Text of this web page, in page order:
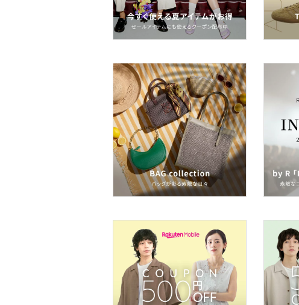
ベースメイク
メイクアップ
ネイル
ボディケア・オーラルケ
ア
ヘアケア
フレグランス
メイク道具・美容器具
コフレ・キット・セット
食器・調理器具・キッチ
ン用品
スマホグッズ・オーディ
オ機器